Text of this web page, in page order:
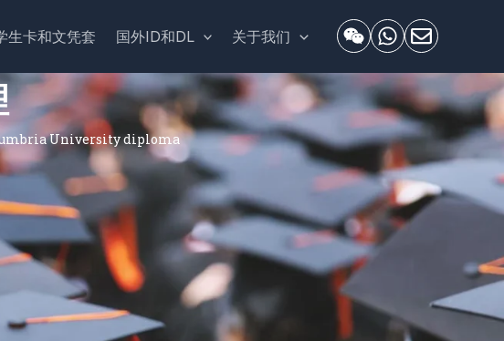
生卡和文凭套 国外ID和DL 关于我们
University diploma